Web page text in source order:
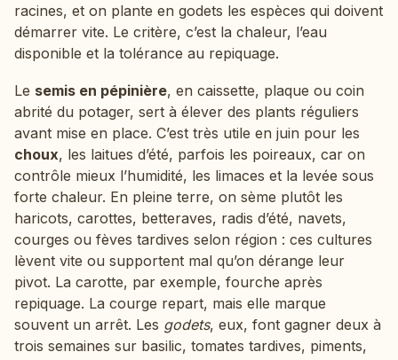
racines, et on plante en godets les espèces qui doivent
démarrer vite. Le critère, c’est la chaleur, l’eau
disponible et la tolérance au repiquage.
Le semis en pépinière, en caissette, plaque ou coin
abrité du potager, sert à élever des plants réguliers
avant mise en place. C’est très utile en juin pour les
choux, les laitues d’été, parfois les poireaux, car on
contrôle mieux l’humidité, les limaces et la levée sous
forte chaleur. En pleine terre, on sème plutôt les
haricots, carottes, betteraves, radis d’été, navets,
courges ou fèves tardives selon région : ces cultures
lèvent vite ou supportent mal qu’on dérange leur
pivot. La carotte, par exemple, fourche après
repiquage. La courge repart, mais elle marque
souvent un arrêt. Les godets, eux, font gagner deux à
trois semaines sur basilic, tomates tardives, piments,